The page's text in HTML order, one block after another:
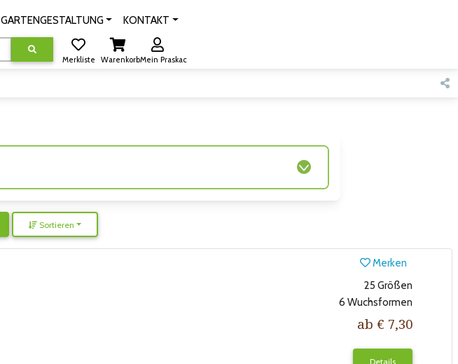
GARTENGESTALTUNG KONTAKT
Merkliste WarenkorbMein Praskac
Sortieren
Merken
25 Größen
6 Wuchsformen
ab € 7,30
Details